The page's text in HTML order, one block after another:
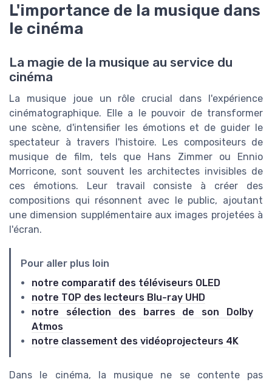
L'importance de la musique dans
le cinéma
La magie de la musique au service du
cinéma
La musique joue un rôle crucial dans l'expérience
cinématographique. Elle a le pouvoir de transformer
une scène, d'intensifier les émotions et de guider le
spectateur à travers l'histoire. Les compositeurs de
musique de film, tels que Hans Zimmer ou Ennio
Morricone, sont souvent les architectes invisibles de
ces émotions. Leur travail consiste à créer des
compositions qui résonnent avec le public, ajoutant
une dimension supplémentaire aux images projetées à
l'écran.
Pour aller plus loin
notre comparatif des téléviseurs OLED
notre TOP des lecteurs Blu-ray UHD
notre sélection des barres de son Dolby
Atmos
notre classement des vidéoprojecteurs 4K
Dans le cinéma, la musique ne se contente pas